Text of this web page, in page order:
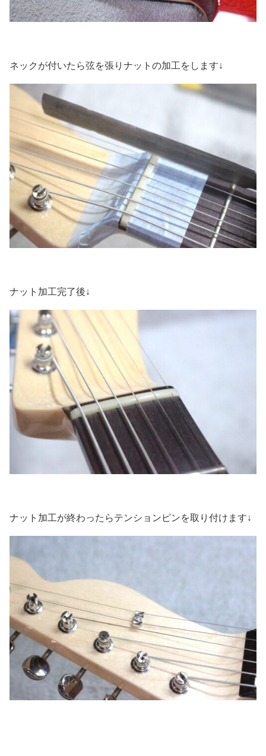
ネックが付いたら弦を張りナットの加工をします↓
ナット加工完了後↓
ナット加工が終わったらテンションピンを取り付けます↓